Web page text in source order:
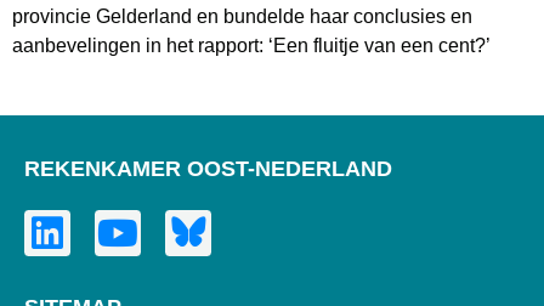
provincie Gelderland en bundelde haar conclusies en
aanbevelingen in het rapport: ‘Een fluitje van een cent?’
REKENKAMER OOST-NEDERLAND